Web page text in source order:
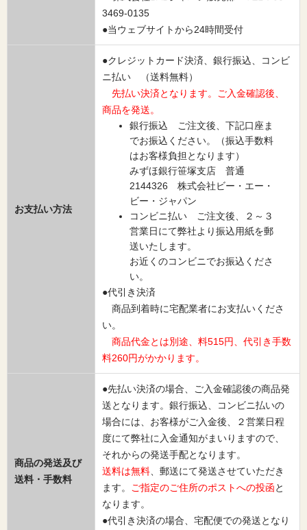
3469-0135
●当ウェブサイトから24時間受付
お支払い方法
●クレジットカード決済、銀行振込、コンビ
ニ払い （送料無料）
先払い決済となります。ご入金確認後、
商品を発送。
銀行振込 ご注文後、下記口座ま
でお振込ください。（振込手数料
はお客様負担となります）
みずほ銀行笹塚支店 普通
2144326 株式会社ビー・エー・
ビー・ジャパン
コンビニ払い ご注文後、２～３
営業日にて弊社より振込用紙を郵
送いたします。
お近くのコンビニでお振込くださ
い。
●代引き決済
商品到着時に宅配業者にお支払いくださ
い。
商品代金とは別途、料515円、代引き手数
料260円がかかります。
商品の発送及び
送料・手数料
●先払い決済の場合、ご入金確認後の商品発
送となります。銀行振込、コンビニ払いの
場合には、お客様がご入金後、２営業日程
度にて弊社に入金通知がまいりますので、
それからの発送手配となります。
送料は無料 、郵送にて発送させていただき
ます。
ご指定のご住所のポストへの投函と
なります。
●代引き決済の場合、宅配便での発送となり